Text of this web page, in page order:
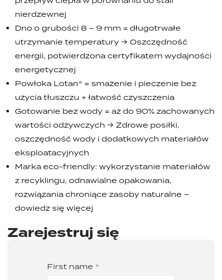
nierdzewnej
Dno o grubości 8 – 9 mm = długotrwałe
utrzymanie temperatury → Oszczędność
energii, potwierdzona certyfikatem wydajności
energetycznej
Powłoka Lotan® = smażenie i pieczenie bez
użycia tłuszczu + łatwość czyszczenia
Gotowanie bez wody = aż do 90% zachowanych
wartości odżywczych → Zdrowe posiłki,
oszczędność wody i dodatkowych materiałów
eksploatacyjnych
Marka eco-friendly: wykorzystanie materiałów
z recyklingu, odnawialne opakowania,
rozwiązania chroniące zasoby naturalne –
dowiedz się więcej
Zarejestruj się
First name *